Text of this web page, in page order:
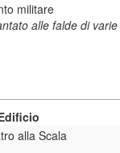
militare
alle falde di
alla Scala